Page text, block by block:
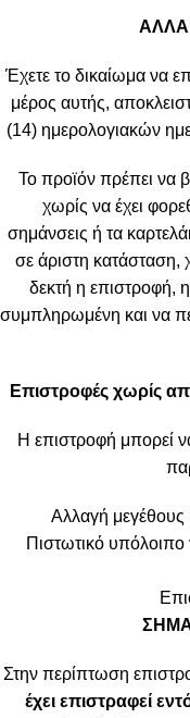
Έχετε το δικαίωμα να
μέρος αυτής,
(14) ημερολογιακών
Το προϊόν πρέπει να
χωρίς να έχει
σημάνσεις ή τα
σε άριστη κατάσταση,
δεκτή η επιστροφή,
συμπληρωμένη και να
Επιστροφές χωρίς
Η επιστροφή μπορεί
Αλλαγή μεγέθους
Πιστωτικό υπόλοιπο
Στην περίπτωση
έχει επιστραφεί